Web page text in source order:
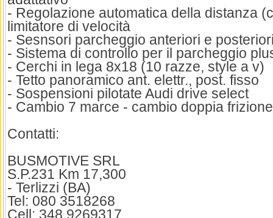
- Regolazione automatica della distanza
limitatore di velocità
- Sesnsori parcheggio anteriori e
- Sistema di controllo per il parcheggio
- Cerchi in lega 8x18 (10 razze, style a v)
- Tetto panoramico ant. elettr., post. fisso
- Sospensioni pilotate Audi drive select
- Cambio 7 marce - cambio doppia
Contatti:
BUSMOTIVE SRL
S.P.231 Km 17,300
- Terlizzi (BA)
Tel: 080 3518268
Cell: 348 9269317